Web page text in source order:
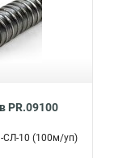
PR.09100
СЛ-10 (100м/уп)